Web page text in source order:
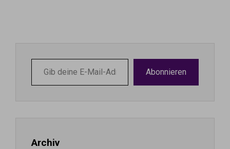
deine
E-
Abonnieren
Archiv